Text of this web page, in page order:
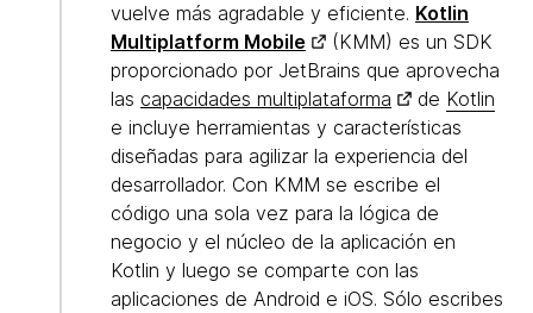
vuelve más agradable y eficiente. Kotlin
Multiplatform Mobile
(KMM) es un SDK
proporcionado por JetBrains que aprovecha
las capacidades multiplataforma de Kotlin
e incluye herramientas y características
diseñadas para agilizar la experiencia del
desarrollador. Con KMM se escribe el
código una sola vez para la lógica de
negocio y el núcleo de la aplicación en
Kotlin y luego se comparte con las
aplicaciones de Android e iOS. Sólo escribes